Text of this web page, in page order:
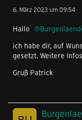
6. März 2023 um 09:54
Hallo
ich habe dir, auf
gesetzt. Weitere
Gruß Patrick